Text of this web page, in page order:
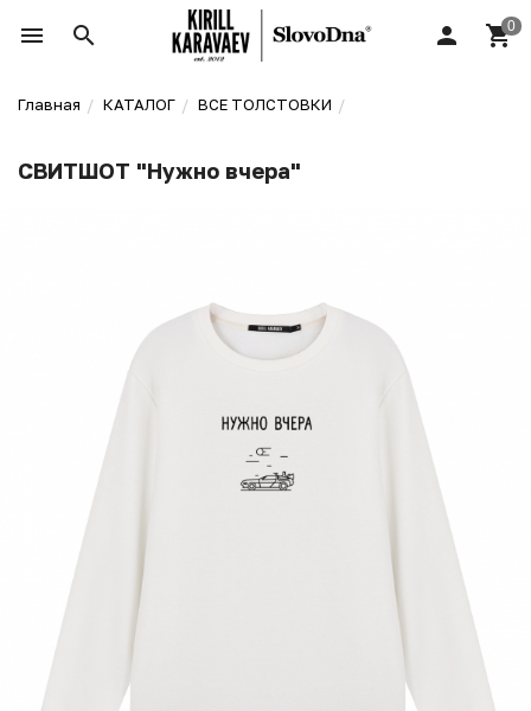
Главная КАТАЛОГ ВСЕ ТОЛСТОВКИ
СВИТШОТ "Нужно вчера"